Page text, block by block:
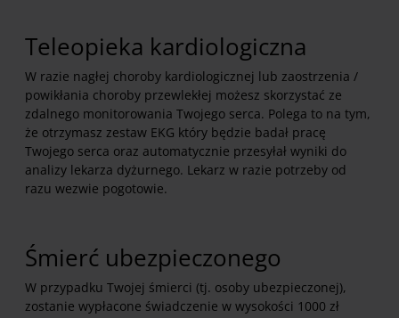
Teleopieka kardiologiczna
W razie nagłej choroby kardiologicznej lub zaostrzenia /
powikłania choroby przewlekłej możesz skorzystać ze
zdalnego monitorowania Twojego serca. Polega to na tym,
że otrzymasz zestaw EKG który będzie badał pracę
Twojego serca oraz automatycznie przesyłał wyniki do
analizy lekarza dyżurnego. Lekarz w razie potrzeby od
razu wezwie pogotowie.
Śmierć ubezpieczonego
W przypadku Twojej śmierci (tj. osoby ubezpieczonej),
zostanie wypłacone świadczenie w wysokości 1000 zł